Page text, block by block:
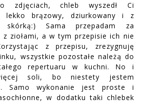
zdjęciach, chleb wyszedł Ci
lekko brązowy, dziurkowany i z
skórką:) Sama przepadam za
z ziołami, a w tym przepisie ich nie
z przepisu, zrezygnuję
wszystkie pozostałe należą do
repertuaru w kuchni. No i
soli, bo niestety jestem
Samo wykonanie jest proste i
w dodatku taki chlebek